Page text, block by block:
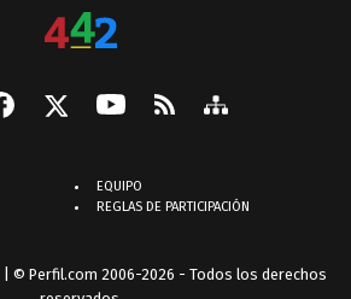
EQUIPO
REGLAS DE PARTICIPACIÓN
| © Perfil.com 2006-2026 - Todos los derechos